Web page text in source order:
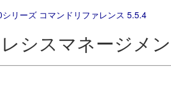
リーズ コマンドリファレンス 5.5.4
シスマネージメ